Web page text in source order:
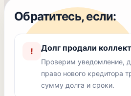
Обратитесь, если:
! Долг продали
Проверим уведомление,
право нового кредитора
сумму долга и сроки.